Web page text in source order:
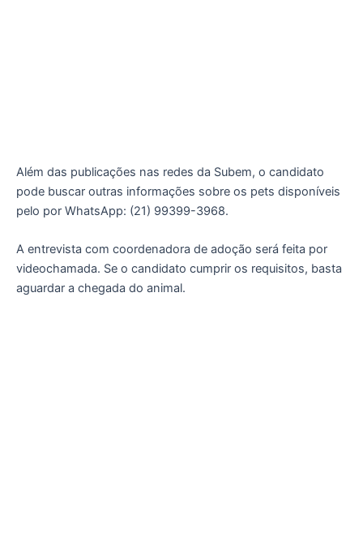
Além das publicações nas redes da Subem, o candidato
pode buscar outras informações sobre os pets disponíveis
pelo por WhatsApp: (21) 99399-3968.
A entrevista com coordenadora de adoção será feita por
videochamada. Se o candidato cumprir os requisitos, basta
aguardar a chegada do animal.